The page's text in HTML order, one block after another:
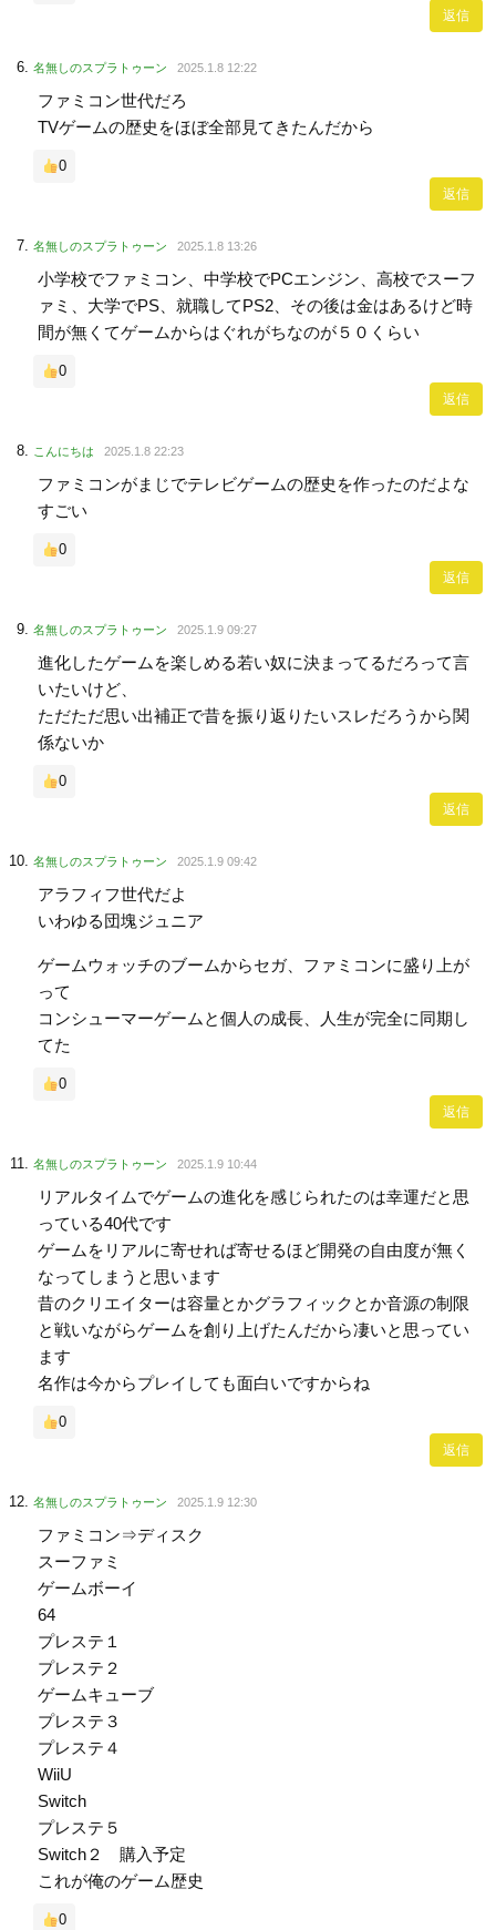
返信
名無しのスプラトゥーン 2025.1.8 12:22
ファミコン世代だろ
TVゲームの歴史をほぼ全部見てきたんだから
0
返信
名無しのスプラトゥーン 2025.1.8 13:26
小学校でファミコン、中学校でPCエンジン、高校でスーフ
ァミ、大学でPS、就職してPS2、その後は金はあるけど時
間が無くてゲームからはぐれがちなのが５０くらい
0
返信
こんにちは 2025.1.8 22:23
ファミコンがまじでテレビゲームの歴史を作ったのだよな
すごい
0
返信
名無しのスプラトゥーン 2025.1.9 09:27
進化したゲームを楽しめる若い奴に決まってるだろって言
いたいけど、
ただただ思い出補正で昔を振り返りたいスレだろうから関
係ないか
0
返信
名無しのスプラトゥーン 2025.1.9 09:42
アラフィフ世代だよ
いわゆる団塊ジュニア
ゲームウォッチのブームからセガ、ファミコンに盛り上が
って
コンシューマーゲームと個人の成長、人生が完全に同期し
てた
0
返信
名無しのスプラトゥーン 2025.1.9 10:44
リアルタイムでゲームの進化を感じられたのは幸運だと思
っている40代です
ゲームをリアルに寄せれば寄せるほど開発の自由度が無く
なってしまうと思います
昔のクリエイターは容量とかグラフィックとか音源の制限
と戦いながらゲームを創り上げたんだから凄いと思ってい
ます
名作は今からプレイしても面白いですからね
0
返信
名無しのスプラトゥーン 2025.1.9 12:30
ファミコン⇒ディスク
スーファミ
ゲームボーイ
64
プレステ１
プレステ２
ゲームキューブ
プレステ３
プレステ４
WiiU
Switch
プレステ５
Switch２ 購入予定
これが俺のゲーム歴史
0